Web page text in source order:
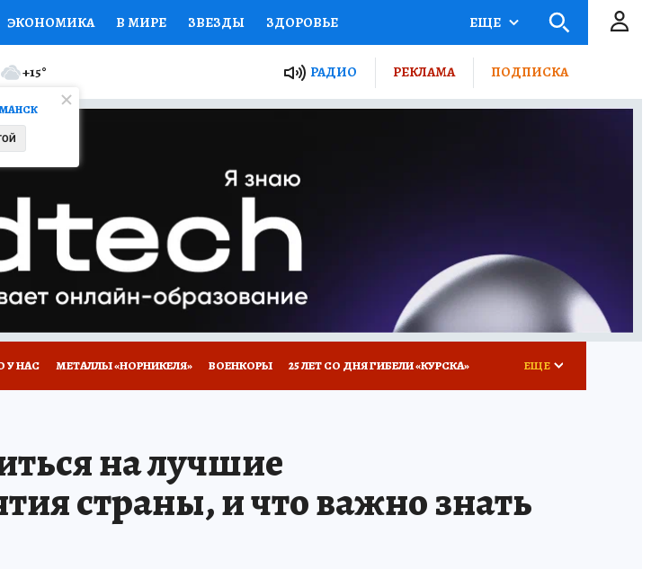
ЭКОНОМИКА В МИРЕ ЗВЕЗДЫ ЗДОРОВЬЕ
НАЦИОНАЛЬНЫЕ ПРОЕКТЫ РОССИИ
Я ЗНАЮ СЕМЬЯ ЖЕНСКИЕ СЕКРЕТЫ ПУТЕВОДИТЕЛЬ
КОНКУРСЫ ГИД ПОТРЕБИТЕЛЯ
ЕЩЕ
+15° РАДИО РЕКЛАМА ПОДПИСКА
У НАС МЕТАЛЛЫ «НОРНИКЕЛЯ» ВОЕНКОРЫ 25 ЛЕТ СО ДНЯ ГИБЕЛИ «КУРСКА»
ИСПЫТАНО НА СЕБЕ
ЕЩЕ
на лучшие
страны, и что важно знать